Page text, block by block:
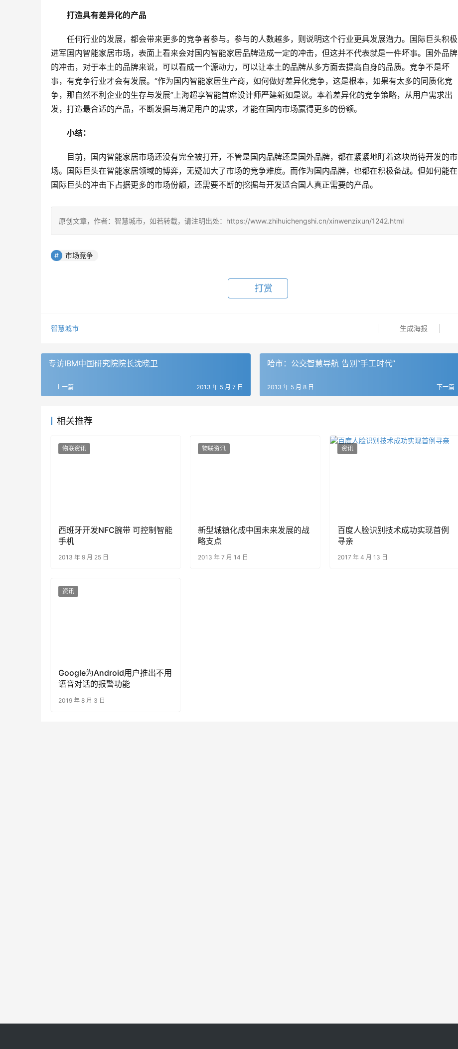
打造具有差异化的产品
任何行业的发展，都会带来更多的竞争者参与。参与的人数越多，则说明这个行业更具发展潜力。国际巨头积极
进军国内智能家居市场，表面上看来会对国内智能家居品牌造成一定的冲击，但这并不代表就是一件坏事。国外品牌
的冲击，对于本土的品牌来说，可以看成一个源动力，可以让本土的品牌从多方面去提高自身的品质。竞争不是坏
事，有竞争行业才会有发展。“作为国内智能家居生产商，如何做好差异化竞争，这是根本，如果有太多的同质化竞
争，那自然不利企业的生存与发展”上海超享智能首席设计师严建新如是说。本着差异化的竞争策略，从用户需求出
发，打造最合适的产品，不断发掘与满足用户的需求，才能在国内市场嬴得更多的份额。
小结：
目前，国内智能家居市场还没有完全被打开，不管是国内品牌还是国外品牌，都在紧紧地盯着这块尚待开发的市
场。国际巨头在智能家居领域的博弈，无疑加大了市场的竞争难度。而作为国内品牌，也都在积极备战。但如何能在
国际巨头的冲击下占据更多的市场份额，还需要不断的挖掘与开发适合国人真正需要的产品。
原创文章，作者：智慧城市，如若转载，请注明出处：https://www.zhihuichengshi.cn/xinwenzixun/1242.html
市场竞争
打赏
智慧城市 生成海报
专访IBM中国研究院院长沈晓卫
上一篇 2013 年 5 月 7 日
哈市：公交智慧导航 告别“手工时代”
下一篇
2013 年 5 月 8 日
相关推荐
物联资讯
西班牙开发NFC腕带 可控制智能
手机
2013 年 9 月 25 日
物联资讯
新型城镇化成中国未来发展的战
略支点
2013 年 7 月 14 日
资讯
百度人脸识别技术成功实现首例
寻亲
2017 年 4 月 13 日
资讯
Google为Android用户推出不用
语音对话的报警功能
2019 年 8 月 3 日